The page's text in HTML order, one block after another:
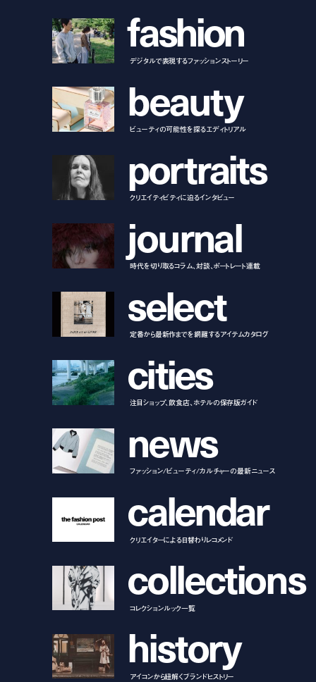
fashion
デジタルで表現するファッションストーリー
beauty
ビューティの可能性を探るエディトリアル
portraits
クリエイティビティに迫るインタビュー
journal
時代を切り取るコラム、対談、ポートレート連載
select
定番から最新作までを網羅するアイテムカタログ
cities
注目ショップ、飲食店、ホテルの保存版ガイド
news
ファッション/ビューティ/カルチャーの最新ニュース
calendar
クリエイターによる日替わりレコメンド
collections
コレクションルック一覧
history
アイコンから紐解くブランドヒストリー